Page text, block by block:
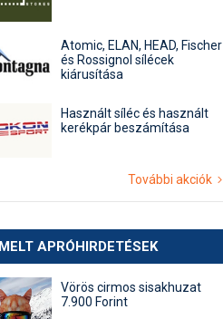
Atomic, ELAN, HEAD, Fischer
és Rossignol sílécek
kiárusítása
Használt síléc és használt
kerékpár beszámítása
További akciók
APRÓHIRDETÉSEK
Vörös cirmos sisakhuzat
7.900 Forint